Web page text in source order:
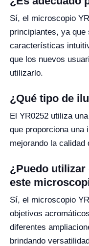
Sí, el microscopio
principiantes, ya
características
que los nuevos
utilizarlo.
¿Qué tipo de
El YR0252 utiliza
que proporciona una
mejorando la calidad
¿Puedo
este
Sí, el microscopio
objetivos
diferentes
brindando